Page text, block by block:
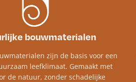
bouwmaterialen
zijn de basis voor een
leefklimaat. Gemaakt met
de natuur, zonder schadelijke